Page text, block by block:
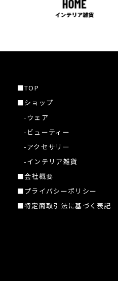
■TOP
■ショップ
-ウェア
-ビューティー
-アクセサリー
-インテリア雑貨
■会社概要
■プライバシーポリシー
■特定商取引法に基づく表記